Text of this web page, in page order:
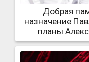
Добрая
назначение
планы